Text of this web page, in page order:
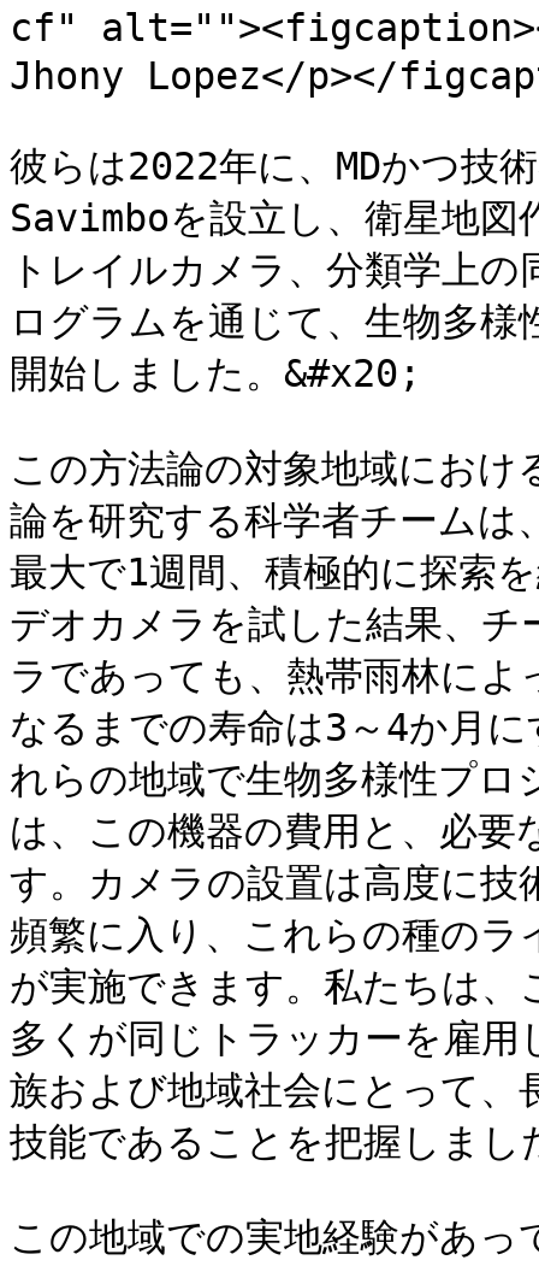
cf"
Jhony Lopez</p></
彼らは2022年に、MDかつ
Savimboを設立し、衛星地図
トレイルカメラ、分類学上
ログラムを通じて、生物多
開始しました。&#x20;
この方法論の対象地域にお
論を研究する科学者チームは
最大で1週間、積極的に探索
デオカメラを試した結果、
ラであっても、熱帯雨林に
なるまでの寿命は3～4か月
れらの地域で生物多様性プ
は、この機器の費用と、必要
す。カメラの設置は高度に技
頻繁に入り、これらの種の
が実施できます。私たちは、
多くが同じトラッカーを雇
族および地域社会にとって、
技能であることを把握しま
この地域での実地経験があ